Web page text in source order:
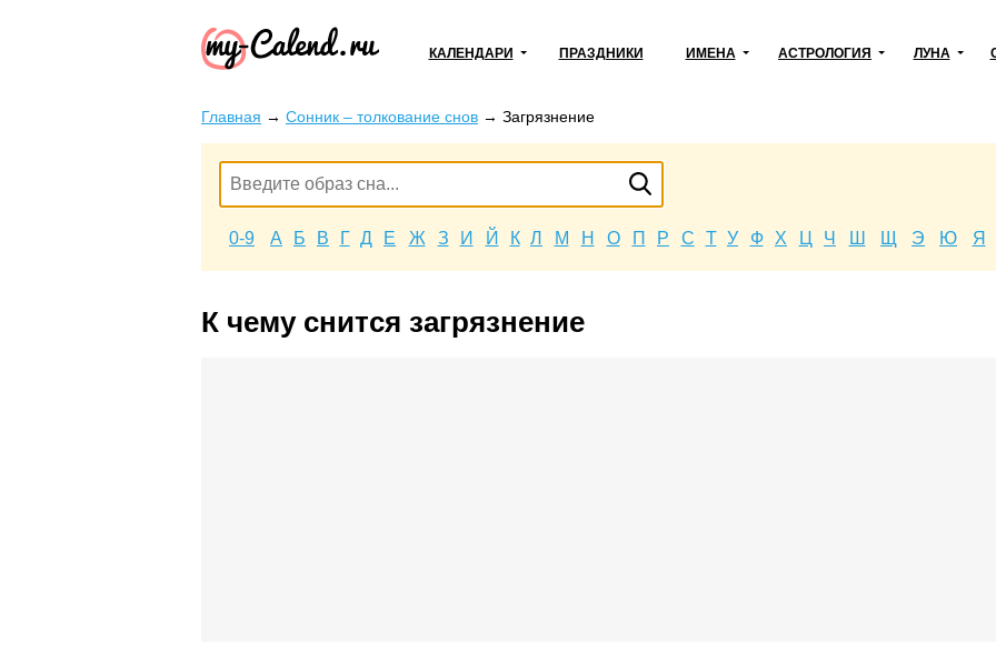
КАЛЕНДАРИ ПРАЗДНИКИ ИМЕНА АСТРОЛОГИЯ ЛУНА
Главная → Сонник – толкование снов → Загрязнение
0-9 А Б В Г Д Е Ж З И Й К Л М Н О П Р С Т У Ф Х Ц Ч Ш Щ Э Ю Я
К чему снится загрязнение